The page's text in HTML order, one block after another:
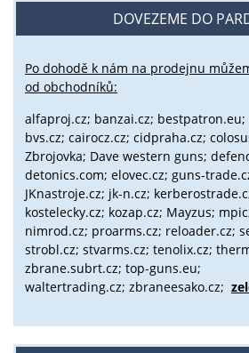
DOVEZEME DO
Po dohodě k nám na prodejnu
od obchodníků:
alfaproj.cz; banzai.cz; bestpatron.eu;
bvs.cz; cairocz.cz; cidpraha.cz;
Zbrojovka; Dave western guns;
detonics.com; elovec.cz; guns-
JKnastroje.cz; jk-n.cz;
kostelecky.cz; kozap.cz; Mayzus;
nimrod.cz; proarms.cz; reloader.cz;
strobl.cz; stvarms.cz; tenolix.cz;
zbrane.subrt.cz; top-guns.eu;
waltertrading.cz; zbraneesako.cz;